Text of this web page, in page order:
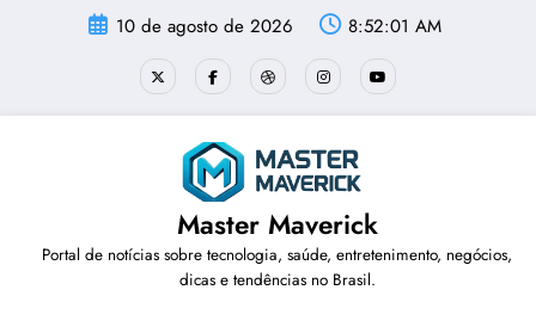
10 de agosto de 2026 8:52:01 AM
Master Maverick
Portal de notícias sobre tecnologia, saúde, entretenimento, negócios,
dicas e tendências no Brasil.